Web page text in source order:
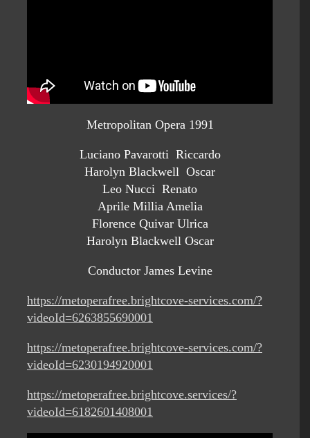
Metropolitan Opera 1991
Luciano Pavarotti Riccardo
Harolyn Blackwell Oscar
Leo Nucci Renato
Aprile Millia Amelia
Florence Quivar Ulrica
Harolyn Blackwell Oscar
Conductor James Levine
https://metoperafree.brightcove-services.com/?
videoId=6263855690001
https://metoperafree.brightcove-services.com/?
videoId=6230194920001
https://metoperafree.brightcove.services/?
videoId=6182601408001